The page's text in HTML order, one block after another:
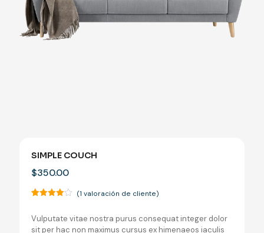
SIMPLE COUCH
$350.00
de 5 en
base a
(1 valoración de cliente)
Vulputate vitae nostra purus consequat integer dolor
sit per hac non maximus cursus ex himenaeos iaculis